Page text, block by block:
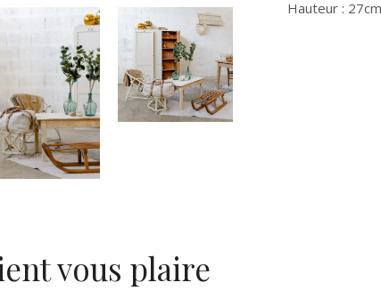
Hauteur : 27cm
vous plaire